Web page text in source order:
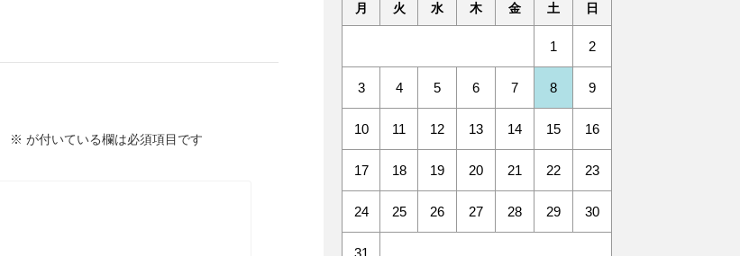
※ が付いている欄は必須項目です
月 火 水 木 金 土 日
1 2
3 4 5 6 7 8 9
10 11 12 13 14 15 16
17 18 19 20 21 22 23
24 25 26 27 28 29 30
31